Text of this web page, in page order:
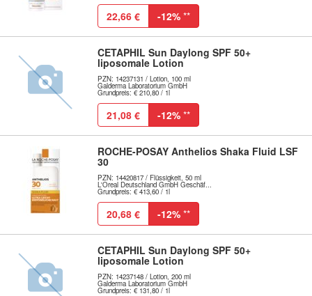
22,66 € -12% **
CETAPHIL Sun Daylong SPF 50+
liposomale Lotion
PZN: 14237131 / Lotion, 100 ml
Galderma Laboratorium GmbH
Grundpreis: € 210,80 / 1l
21,08 € -12% **
ROCHE-POSAY Anthelios Shaka Fluid LSF
30
PZN: 14420817 / Flüssigkeit, 50 ml
L'Oreal Deutschland GmbH Geschäf...
Grundpreis: € 413,60 / 1l
20,68 € -12% **
CETAPHIL Sun Daylong SPF 50+
liposomale Lotion
PZN: 14237148 / Lotion, 200 ml
Galderma Laboratorium GmbH
Grundpreis: € 131,80 / 1l